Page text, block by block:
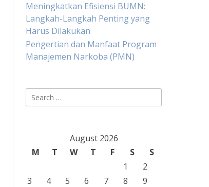
Meningkatkan Efisiensi BUMN:
Langkah-Langkah Penting yang
Harus Dilakukan
Pengertian dan Manfaat Program
Manajemen Narkoba (PMN)
Search
for:
August 2026
M
T W T F S
S
1
2
3
4 5 6 7 8
9